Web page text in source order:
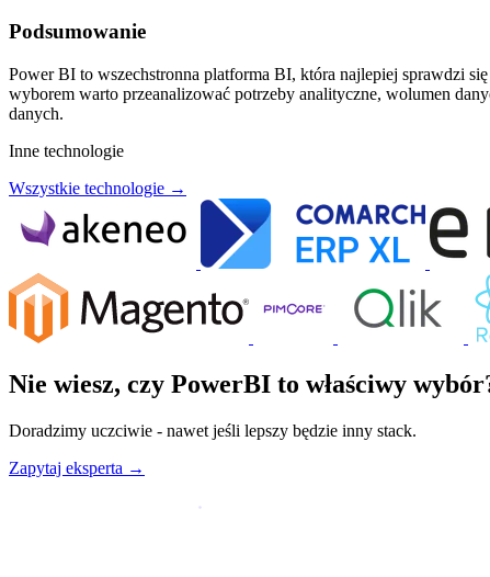
Podsumowanie
Power BI to wszechstronna platforma BI, która najlepiej sprawdzi
wyborem warto przeanalizować potrzeby analityczne, wolumen
danych.
Inne technologie
Wszystkie technologie →
Nie wiesz, czy PowerBI to właściwy
Doradzimy uczciwie - nawet jeśli lepszy będzie inny stack.
Zapytaj eksperta →